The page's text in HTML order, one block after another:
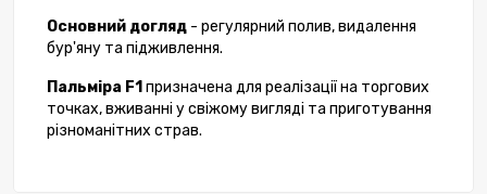
Основний догляд - регулярний полив, видалення
бур'яну та підживлення.
Пальміра F1 призначена для реалізації на торгових
точках, вживанні у свіжому вигляді та приготування
різноманітних страв.